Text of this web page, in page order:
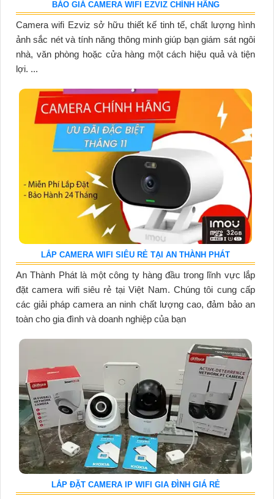
BÁO GIÁ CAMERA WIFI EZVIZ CHÍNH HÃNG
Camera wifi Ezviz sở hữu thiết kế tinh tế, chất lượng hình
ảnh sắc nét và tính năng thông minh giúp bạn giám sát ngôi
nhà, văn phòng hoặc cửa hàng một cách hiệu quả và tiện
lợi. ...
LẮP CAMERA WIFI SIÊU RẺ TẠI AN THÀNH PHÁT
An Thành Phát là một công ty hàng đầu trong lĩnh vực lắp
đặt camera wifi siêu rẻ tại Việt Nam. Chúng tôi cung cấp
các giải pháp camera an ninh chất lượng cao, đảm bảo an
toàn cho gia đình và doanh nghiệp của bạn
LẮP ĐẶT CAMERA IP WIFI GIA ĐÌNH GIÁ RẺ